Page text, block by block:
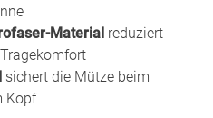
Material reduziert
sichert die Mütze beim
Kopf